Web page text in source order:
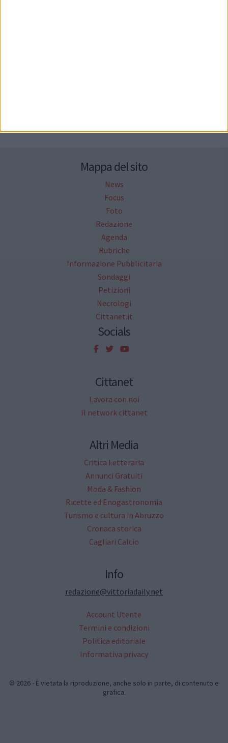
Mappa del sito
News
Focus
Foto
Redazione
Agenda
Rubriche
Informazione Pubblicitaria
Sondaggi
Petizioni
Necrologi
Cittanet.it
Socials
Cittanet
Lavora con noi
Il network cittanet
Altri Media
Critica Letteraria
Annunci Gratuiti
Moda & Fashion
Ricette ed Enogastronomia
Turismo e cultura in Abruzzo
Cronaca storica
Cagliari Calcio
Info
redazione@vittoriadaily.net
Account Utente
Termini e condizioni
Politica editoriale
Informativa privacy
© 2026 - È vietata la riproduzione, anche solo in parte, di contenuto e
grafica.